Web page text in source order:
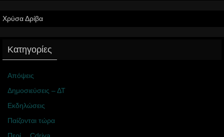
Χρύσα Δρίβα
Κατηγορίες
Απόψεις
Δημοσιεύσεις – ΔΤ
Εκδηλώσεις
Παίζονται τώρα